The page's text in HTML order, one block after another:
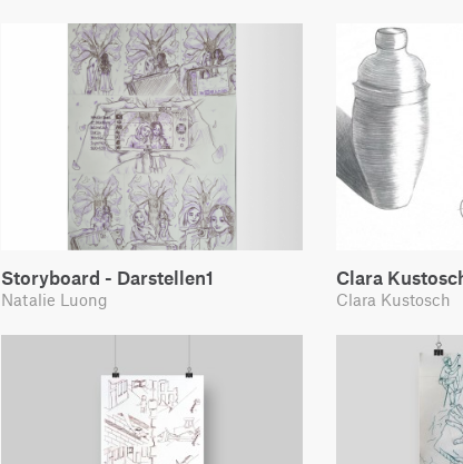
Storyboard - Darstellen1
Natalie Luong
Clara
Clara Kustosch